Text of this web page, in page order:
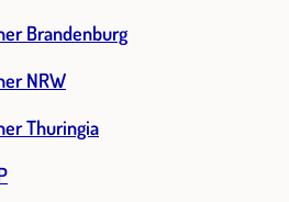
Brandenburg
NRW
Thuringia